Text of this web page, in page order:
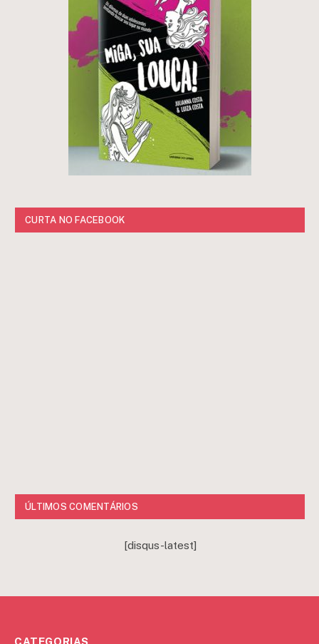
CURTA NO FACEBOOK
ÚLTIMOS COMENTÁRIOS
[disqus-latest]
CATEGORIAS